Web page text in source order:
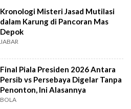
Kronologi Misteri Jasad Mutilasi
dalam Karung di Pancoran Mas
Depok
JABAR
Final Piala Presiden 2026 Antara
Persib vs Persebaya Digelar Tanpa
Penonton, Ini Alasannya
BOLA